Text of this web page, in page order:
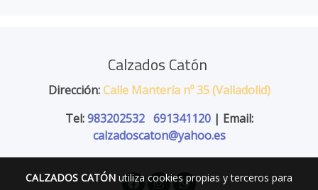
Calzados Catón
Dirección:Calle Mantería nº 35 (Valladolid)
Tel:983202532 691341120| Email:
calzadoscaton@yahoo.es
CALZADOS CATÓN utiliza cookies propias y terceros para